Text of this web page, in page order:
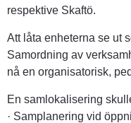
respektive Skaftö.
Att låta enheterna se ut
Samordning av
nå en organisatorisk,
En samlokalisering
· Samplanering vid